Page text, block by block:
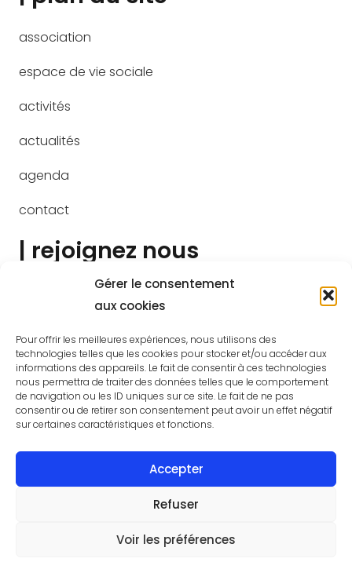
Gérer le consentement
aux cookies
Pour offrir les meilleures expériences, nous utilisons des
technologies telles que les cookies pour stocker et/ou accéder aux
informations des appareils. Le fait de consentir à ces technologies
nous permettra de traiter des données telles que le comportement
de navigation ou les ID uniques sur ce site. Le fait de ne pas
consentir ou de retirer son consentement peut avoir un effet négatif
sur certaines caractéristiques et fonctions.
Accepter
Refuser
Voir les préférences
association
espace de vie sociale
activités
actualités
agenda
contact
| rejoignez nous
| sites partenaires
Foyers Ruraux du Cher
caf du cher